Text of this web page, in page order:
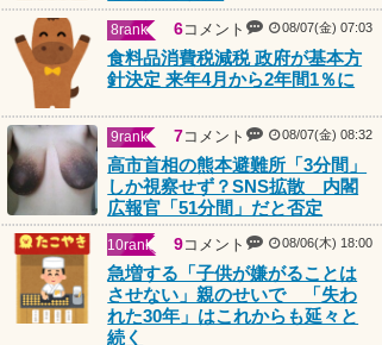
8rank 6 コメント
食料品消費税減税 政府が基本方
針決定 来年4月から2年間1％に
08/07(金) 07:03
9rank 7コメント
高市首相の熊本避難所「3分間」
しか視察せず？SNS拡散 内閣
広報官「51分間」だと否定
08/07(金) 08:32
PR
10rank 9コメント
急増する「子供が嫌がることは
させない」親のせいで 「失わ
れた30年」はこれからも延々と
続く
08/06(木) 18:00